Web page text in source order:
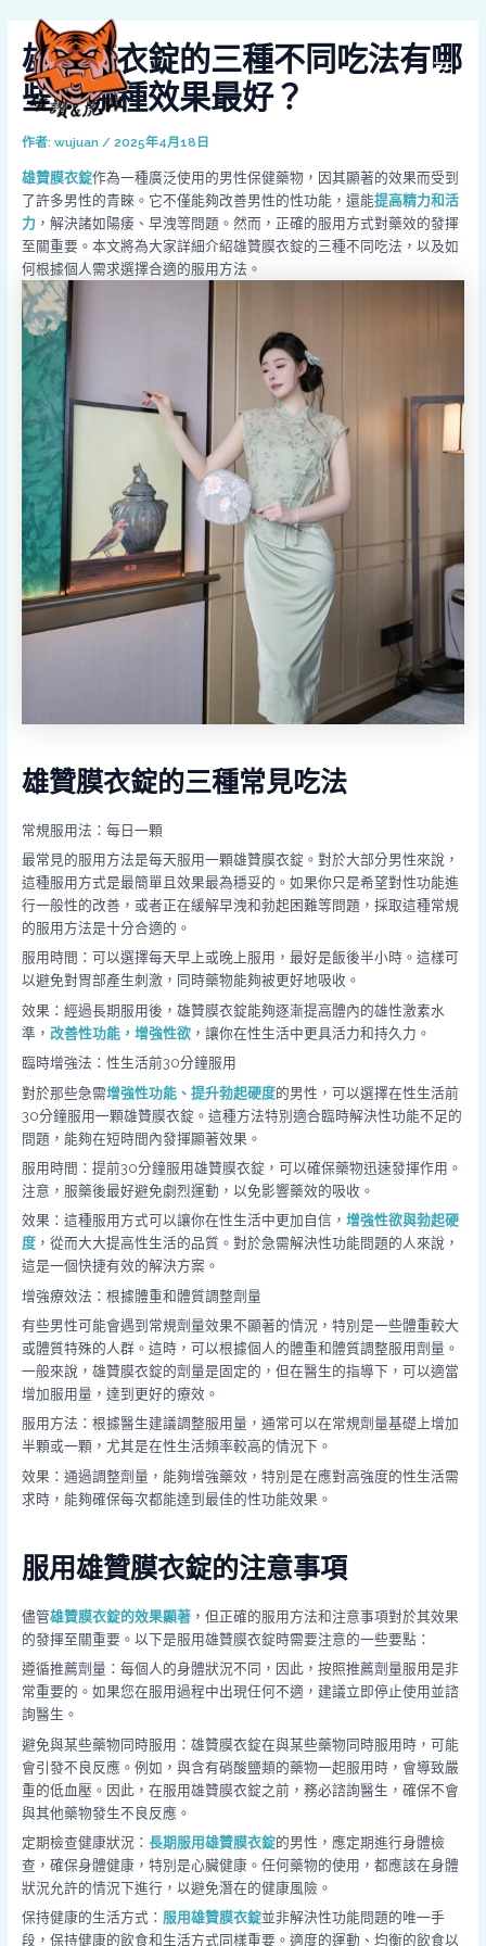
雄贊膜衣錠的三種不同吃法有哪
些？哪種效果最好？
作者: wujuan / 2025年4月18日
雄贊膜衣錠作為一種廣泛使用的男性保健藥物，因其顯著的效果而受到
了許多男性的青睞。它不僅能夠改善男性的性功能，還能提高精力和活
力 ，解決諸如陽痿、早洩等問題。然而，正確的服用方式對藥效的發揮
至關重要。本文將為大家詳細介紹雄贊膜衣錠的三種不同吃法，以及如
何根據個人需求選擇合適的服用方法。
雄贊膜衣錠的三種常見吃法
常規服用法：每日一顆
最常見的服用方法是每天服用一顆雄贊膜衣錠。對於大部分男性來說，
這種服用方式是最簡單且效果最為穩妥的。如果你只是希望對性功能進
行一般性的改善，或者正在緩解早洩和勃起困難等問題，採取這種常規
的服用方法是十分合適的。
服用時間：可以選擇每天早上或晚上服用，最好是飯後半小時。這樣可
以避免對胃部產生刺激，同時藥物能夠被更好地吸收。
效果：經過長期服用後，雄贊膜衣錠能夠逐漸提高體內的雄性激素水
準， 改善性功能，增強性欲，讓你在性生活中更具活力和持久力。
臨時增強法：性生活前30分鐘服用
對於那些急需增強性功能、提升勃起硬度的男性，可以選擇在性生活前
30分鐘服用一顆雄贊膜衣錠。這種方法特別適合臨時解決性功能不足的
問題，能夠在短時間內發揮顯著效果。
服用時間：提前30分鐘服用雄贊膜衣錠，可以確保藥物迅速發揮作用。
注意，服藥後最好避免劇烈運動，以免影響藥效的吸收。
效果：這種服用方式可以讓你在性生活中更加自信， 增強性欲與勃起硬
度，從而大大提高性生活的品質。對於急需解決性功能問題的人來說，
這是一個快捷有效的解決方案。
增強療效法：根據體重和體質調整劑量
有些男性可能會遇到常規劑量效果不顯著的情況，特別是一些體重較大
或體質特殊的人群。這時，可以根據個人的體重和體質調整服用劑量。
一般來說，雄贊膜衣錠的劑量是固定的，但在醫生的指導下，可以適當
增加服用量，達到更好的療效。
服用方法：根據醫生建議調整服用量，通常可以在常規劑量基礎上增加
半顆或一顆，尤其是在性生活頻率較高的情況下。
效果：通過調整劑量，能夠增強藥效，特別是在應對高強度的性生活需
求時，能夠確保每次都能達到最佳的性功能效果。
服用雄贊膜衣錠的注意事項
儘管雄贊膜衣錠的效果顯著，但正確的服用方法和注意事項對於其效果
的發揮至關重要。以下是服用雄贊膜衣錠時需要注意的一些要點：
遵循推薦劑量：每個人的身體狀況不同，因此，按照推薦劑量服用是非
常重要的。如果您在服用過程中出現任何不適，建議立即停止使用並諮
詢醫生。
避免與某些藥物同時服用：雄贊膜衣錠在與某些藥物同時服用時，可能
會引發不良反應。例如，與含有硝酸鹽類的藥物一起服用時，會導致嚴
重的低血壓。因此，在服用雄贊膜衣錠之前，務必諮詢醫生，確保不會
與其他藥物發生不良反應。
定期檢查健康狀況： 長期服用雄贊膜衣錠的男性，應定期進行身體檢
查，確保身體健康，特別是心臟健康。任何藥物的使用，都應該在身體
狀況允許的情況下進行，以避免潛在的健康風險。
保持健康的生活方式： 服用雄贊膜衣錠並非解決性功能問題的唯一手
段，保持健康的飲食和生活方式同樣重要。適度的運動、均衡的飲食以
navigation